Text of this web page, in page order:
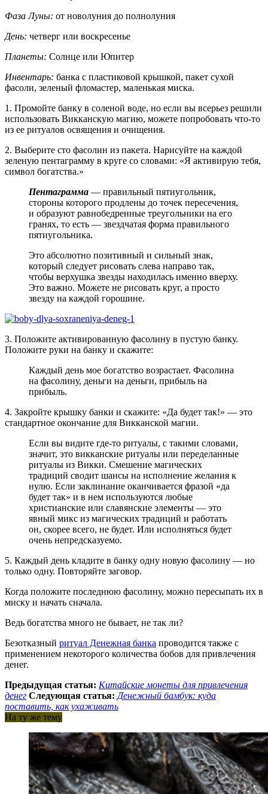
Фаза Луны: от новолуния до полнолуния
День: четверг или воскресенье
Планеты: Солнце или Юпитер
Инвентарь: банка с пластиковой крышкой, пакет сухой
фасоли, зеленый фломастер, маленькая миска.
1. Промойте банку в соленой воде, но если вы всерьез решили
использовать Викканскую магию, можете попробовать что-то
из ее ритуалов освящения и очищения.
2. Выберите сто фасолин из пакета. Нарисуйте на каждой
зеленую пентаграмму в круге со словами: «Я активирую тебя,
символ богатства.»
Пентаграмма — правильный пятиугольник,
стороны которого продлены до точек пересечения,
и образуют равнобедренные треугольники на его
гранях, то есть — звездчатая форма правильного
пятиугольника.
Это абсолютно позитивный и сильный знак,
который следует рисовать слева направо так,
чтобы верхушка звезды находилась именно вверху.
Это важно. Можете не рисовать круг, а просто
звезду на каждой горошине.
3. Положите активированную фасолину в пустую банку.
Положите руки на банку и скажите:
Каждый день мое богатство возрастает. Фасолина
на фасолину, деньги на деньги, прибыль на
прибыль.
4. Закройте крышку банки и скажите: «Да будет так!» — это
стандартное окончание для Викканской магии.
Если вы видите где-то ритуалы, с такими словами,
значит, это викканские ритуалы или переделанные
ритуалы из Викки. Смешение магических
традиций сводит шансы на исполнение желания к
нулю. Если заклинание оканчивается фразой «да
будет так» и в нем используются любые
христианские или славянские элементы — это
явный микс из магических традиций и работать
он, скорее всего, не будет. Или исполняться будет
очень непредсказуемо.
5. Каждый день кладите в банку одну новую фасолину — но
только одну. Повторяйте заговор.
Когда положите последнюю фасолину, можно пересыпать их в
миску и начать сначала.
Ведь богатства много не бывает, не так ли?
Безотказный ритуал Денежная банка проводится также с
применением некоторого количества бобов для привлечения
денег.
Предыдущая статья: Китайские монеты для привлечения
денег Следующая статья: Денежный бамбук: куда
поставить, как ухаживать
На ту же тему